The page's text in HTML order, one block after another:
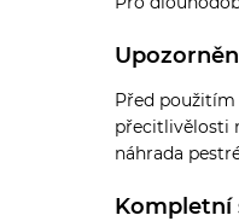
Před
přecitlivělosti
náhrada
Kompletní